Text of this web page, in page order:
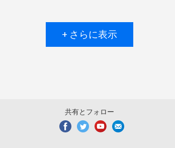
+ さらに表示
共有とフォロー